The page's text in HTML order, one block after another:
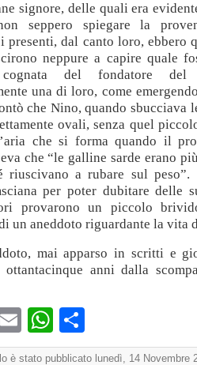
signore, delle quali era
seppero spiegare la
presenti, dal canto loro, ebbero
neppure a capire quale
del fondatore
una di loro, come
che Nino, quando sbucciava
ovali, senza quel
che si forma quando il
che “le galline sarde erano
riuscivano a rubare sul
per poter dubitare delle
provarono un piccolo
un aneddoto riguardante la vita
mai apparso in scritti e
anni dalla
EmailWhatsApp
è stato pubblicato lunedì, 14 Novembre